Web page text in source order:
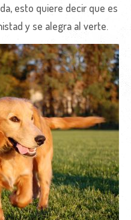
esto quiere decir que es
y se alegra al verte.